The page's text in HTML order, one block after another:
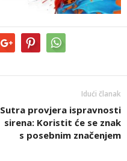
Idući članak
Sutra provjera ispravnosti
sirena: Koristit će se znak
s posebnim značenjem